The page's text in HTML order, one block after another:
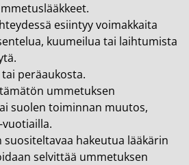
esiintyy voimakkaita
kuumeilua tai laihtumista
peräaukosta.
ummetuksen
suolen toiminnan muutos,
suositeltavaa hakeutua lääkärin
selvittää ummetuksen